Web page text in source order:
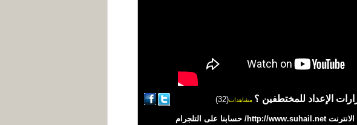
الإعداد للمختطفين ؟ مشاهدات(32)
#سهيل #اليمن #YEMEN تردد القناة على نايلسات 11603 H افقي /27500 موقعنا على الانترنت http://www.suhail.net/ حسابنا على التلجرام